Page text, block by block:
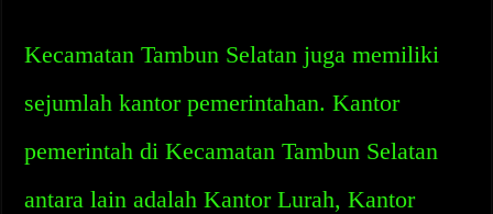
Kecamatan Tambun Selatan juga memiliki
sejumlah kantor pemerintahan. Kantor
pemerintah di Kecamatan Tambun Selatan
antara lain adalah Kantor Lurah, Kantor